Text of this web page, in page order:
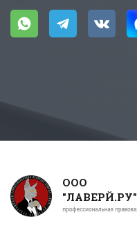
ООО
"ЛАВЕРЙ.РУ"